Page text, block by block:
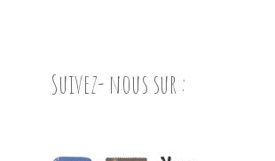
Suivez- nous sur :